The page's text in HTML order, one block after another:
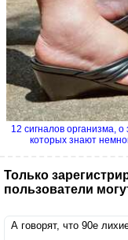
12 сигналов организма, о
которых знают
Только
пользователи
А говорят, что 90е